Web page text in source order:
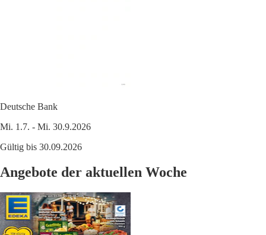
Deutsche Bank
Mi. 1.7. - Mi. 30.9.2026
Gültig bis 30.09.2026
Angebote der aktuellen Woche